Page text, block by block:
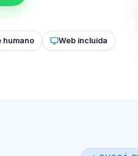
humano Web incluida